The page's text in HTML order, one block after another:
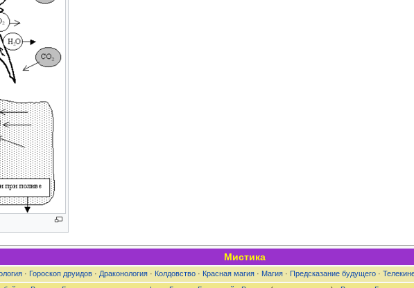
Мистика
· Гороскоп друидов · Драконология · Колдовство · Красная магия · Магия · Предсказание будущего ·